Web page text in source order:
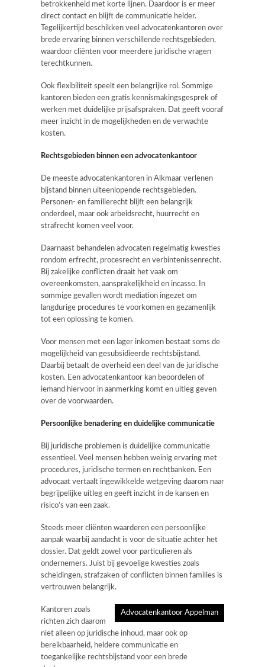
betrokkenheid met korte lijnen. Daardoor is er meer
direct contact en blijft de communicatie helder.
Tegelijkertijd beschikken veel advocatenkantoren over
brede ervaring binnen verschillende rechtsgebieden,
waardoor cliënten voor meerdere juridische vragen
terechtkunnen.
Ook flexibiliteit speelt een belangrijke rol. Sommige
kantoren bieden een gratis kennismakingsgesprek of
werken met duidelijke prijsafspraken. Dat geeft vooraf
meer inzicht in de mogelijkheden en de verwachte
kosten.
Rechtsgebieden binnen een advocatenkantoor
De meeste advocatenkantoren in Alkmaar verlenen
bijstand binnen uiteenlopende rechtsgebieden.
Personen- en familierecht blijft een belangrijk
onderdeel, maar ook arbeidsrecht, huurrecht en
strafrecht komen veel voor.
Daarnaast behandelen advocaten regelmatig kwesties
rondom erfrecht, procesrecht en verbintenissenrecht.
Bij zakelijke conflicten draait het vaak om
overeenkomsten, aansprakelijkheid en incasso. In
sommige gevallen wordt mediation ingezet om
langdurige procedures te voorkomen en gezamenlijk
tot een oplossing te komen.
Voor mensen met een lager inkomen bestaat soms de
mogelijkheid van gesubsidieerde rechtsbijstand.
Daarbij betaalt de overheid een deel van de juridische
kosten. Een advocatenkantoor kan beoordelen of
iemand hiervoor in aanmerking komt en uitleg geven
over de voorwaarden.
Persoonlijke benadering en duidelijke communicatie
Bij juridische problemen is duidelijke communicatie
essentieel. Veel mensen hebben weinig ervaring met
procedures, juridische termen en rechtbanken. Een
advocaat vertaalt ingewikkelde wetgeving daarom naar
begrijpelijke uitleg en geeft inzicht in de kansen en
risico’s van een zaak.
Steeds meer cliënten waarderen een persoonlijke
aanpak waarbij aandacht is voor de situatie achter het
dossier. Dat geldt zowel voor particulieren als
ondernemers. Juist bij gevoelige kwesties zoals
scheidingen, strafzaken of conflicten binnen families is
vertrouwen belangrijk.
Kantoren zoals
Advocatenkantoor Appelman
richten zich daarom
niet alleen op juridische inhoud, maar ook op
bereikbaarheid, heldere communicatie en
toegankelijke rechtsbijstand voor een brede